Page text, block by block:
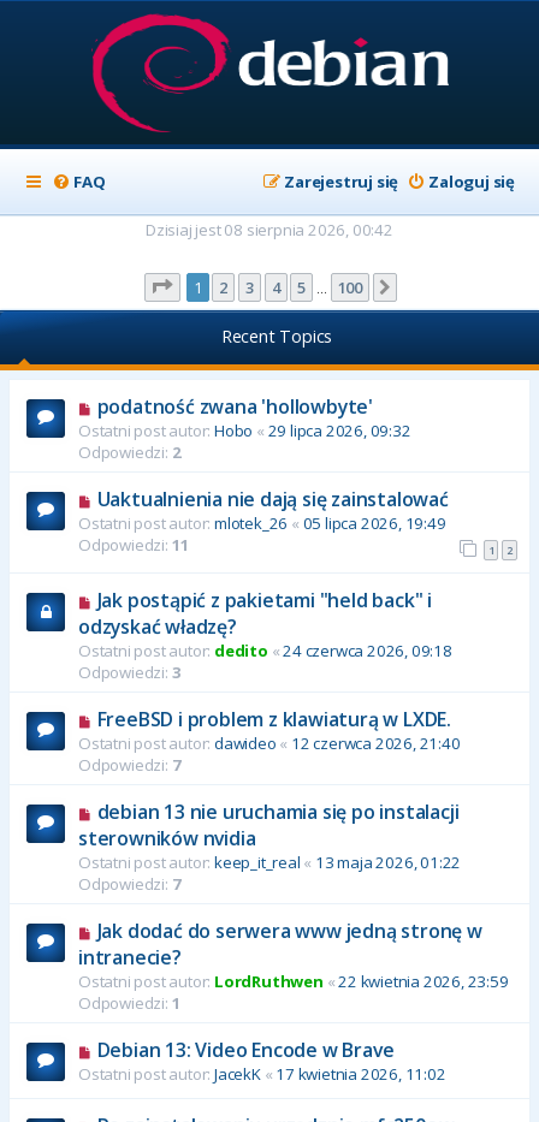
FAQ Zaloguj się
Zarejestruj się
Dzisiaj jest 08 sierpnia 2026, 00:42
Strona z100
1 2 3 4 5 100
Recent Topics
podatność zwana 'hollowbyte'
Ostatni post autor: Hobo « 29 lipca 2026, 09:32
Odpowiedzi: 2
Uaktualnienia nie dają się zainstalować
Ostatni post autor: mlotek_26 « 05 lipca 2026, 19:49
Odpowiedzi: 11 1 2
Jak postąpić z pakietami "held back" i
odzyskać władzę?
Ostatni post autor: dedito «24 czerwca 2026, 09:18
Odpowiedzi: 3
FreeBSD i problem z klawiaturą w LXDE.
Ostatni post autor: dawideo « 12 czerwca 2026, 21:40
Odpowiedzi: 7
debian 13 nie uruchamia się po instalacji
sterowników nvidia
Ostatni post autor: keep_it_real « 13 maja 2026, 01:22
Odpowiedzi: 7
Jak dodać do serwera www jedną stronę w
intranecie?
Ostatni post autor: LordRuthwen «22 kwietnia 2026, 23:59
Odpowiedzi: 1
Debian 13: Video Encode w Brave
Ostatni post autor: JacekK« 17 kwietnia 2026, 11:02